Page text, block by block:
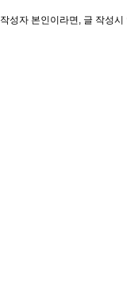
작성자 본인이라면, 글 작성